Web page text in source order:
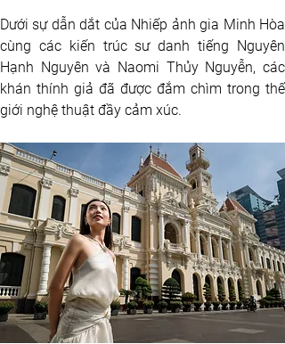
Dưới sự dẫn dắt của Nhiếp ảnh gia Minh Hòa
cùng các kiến trúc sư danh tiếng Nguyên
Hạnh Nguyên và Naomi Thủy Nguyễn, các
khán thính giả đã được đắm chìm trong thế
giới nghệ thuật đầy cảm xúc.